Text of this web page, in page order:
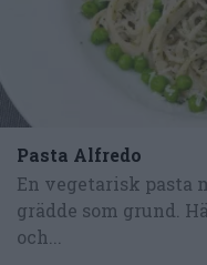
Pasta Alfredo
En vegetarisk pasta
grädde som grund.
och...